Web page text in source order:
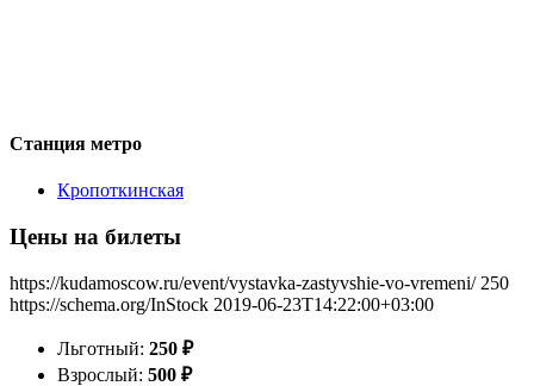
Станция метро
Кропоткинская
Цены на билеты
https://kudamoscow.ru/event/vystavka-zastyvshie-vo-vremeni/ 250
https://schema.org/InStock 2019-06-23T14:22:00+03:00
Льготный: 250 ₽
Взрослый: 500 ₽